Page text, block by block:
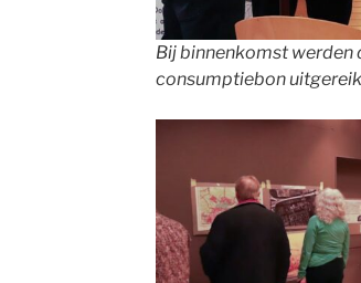
Bij binnenkomst werden
consumptiebon